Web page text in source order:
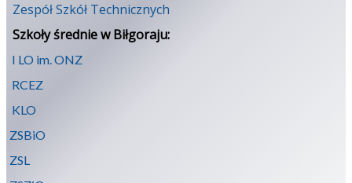
Zespół Szkół Technicznych
Szkoły średnie w Biłgoraju:
I LO im. ONZ
RCEZ
KLO
ZSBiO
ZSL